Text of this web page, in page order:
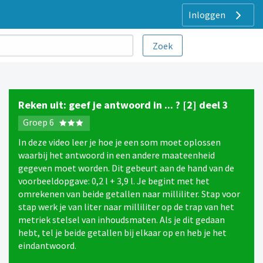
Inloggen
Reken uit: geef je antwoord in ... ? [2] deel 3
Groep 6
In deze video leer je hoe je een som moet oplossen
waarbij het antwoord in een andere maateenheid
gegeven moet worden. Dit gebeurt aan de hand van de
voorbeeldopgave: 0,2 l + 3,9 l. Je begint met het
omrekenen van beide getallen naar milliliter. Stap voor
stap werk je van liter naar milliliter op de trap van het
metriek stelsel van inhoudsmaten. Als je dit gedaan
hebt, tel je beide getallen bij elkaar op en heb je het
eindantwoord.